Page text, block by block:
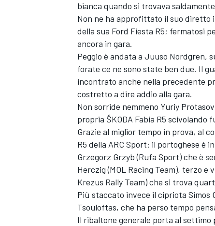
bianca quando si trovava
Non ne ha approfittato il suo diretto
della sua Ford Fiesta R5; fermatosi
ancora in gara.
Peggio è andata a Juuso Nordgren,
forate ce ne sono state ben due. Il
incontrato anche nella precedente
costretto a dire addio alla gara.
Non sorride nemmeno Yuriy
propria ŠKODA Fabia R5 scivolando
Grazie al miglior tempo in prova, al
R5 della ARC Sport: il portoghese è
Grzegorz Grzyb (Rufa Sport) che è
Herczig (MOL Racing Team), terzo e
Krezus Rally Team) che si trova
Più staccato invece il cipriota Simos
Tsouloftas, che ha perso tempo
Il ribaltone generale porta al settimo